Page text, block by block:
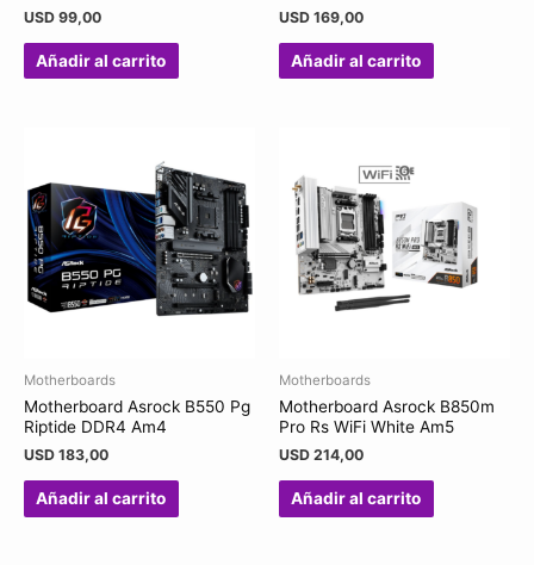
USD 99,00
Añadir al carrito
USD 169,00
Añadir al carrito
Motherboards
Motherboard Asrock B550 Pg
Riptide DDR4 Am4
USD 183,00
Añadir al carrito
Motherboards
Motherboard Asrock B850m
Pro Rs WiFi White Am5
USD 214,00
Añadir al carrito